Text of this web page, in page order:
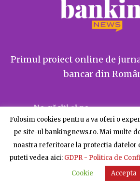
Primul proiect online de
bancar din
Ne găsiți și pe
© BankingNews - Toate
Despre BankingNews Contact
Folosim cookies pentru a va oferi o
pe site-ul bankingnews.ro. Mai multe
noastra referitoare la protectia datelor
puteti vedea aici: GDPR - Politica de
Cookie
Accepta